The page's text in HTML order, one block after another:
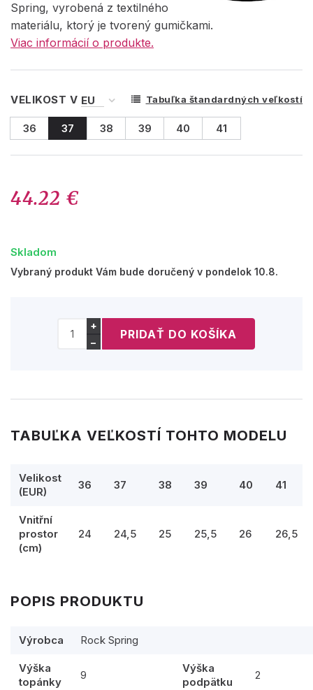
Spring, vyrobená z textilného
materiálu, ktorý je tvorený gumičkami.
Viac informácií o produkte.
VELIKOST V Tabuľka štandardných veľkostí
36 37 38 39 40 41
44.22 €
Skladom
Vybraný produkt Vám bude doručený v pondelok 10.8.
+
−
TABUĽKA VEĽKOSTÍ TOHTO MODELU
Velikost
(EUR)
36 37 38 39 40 41
Vnitřní
prostor
(cm)
24 24,5 25 25,5 26 26,5
POPIS PRODUKTU
Výrobca Rock Spring
Výška
topánky
9
Výška
podpätku
2